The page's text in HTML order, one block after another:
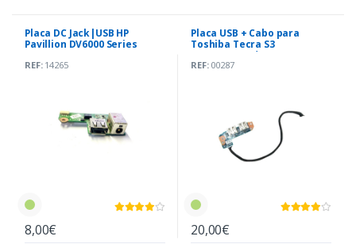
Placa DC Jack|USB HP
Pavillion DV6000 Series
REF:14265
8,00€
Placa USB + Cabo para
Toshiba Tecra S3
(P000444170) *
REF:00287
20,00€